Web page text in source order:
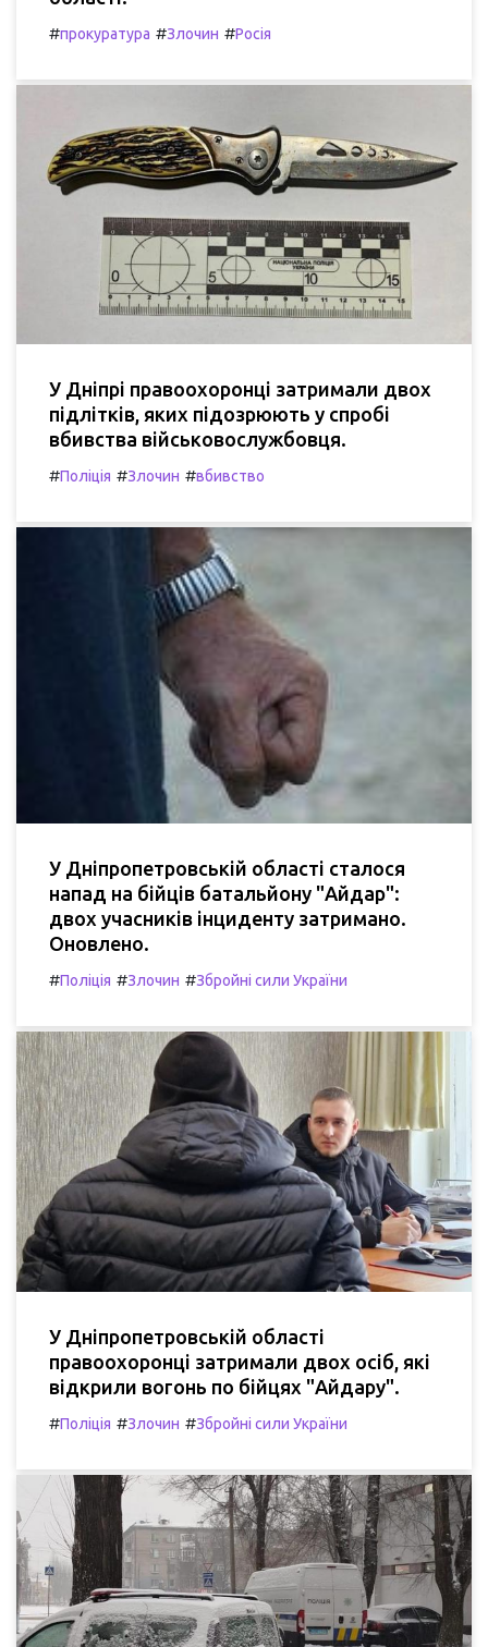
#прокуратура #Злочин #Росія
У Дніпрі правоохоронці затримали двох
підлітків, яких підозрюють у спробі
вбивства військовослужбовця.
#Поліція #Злочин #вбивство
У Дніпропетровській області сталося
напад на бійців батальйону "Айдар":
двох учасників інциденту затримано.
Оновлено.
#Поліція #Злочин #Збройні сили України
У Дніпропетровській області
правоохоронці затримали двох осіб, які
відкрили вогонь по бійцях "Айдару".
#Поліція #Злочин #Збройні сили України